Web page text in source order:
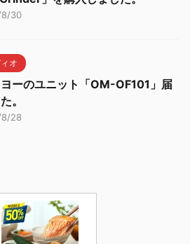
8/30
オ
ーのユニット「OM-OF101」届
。
28